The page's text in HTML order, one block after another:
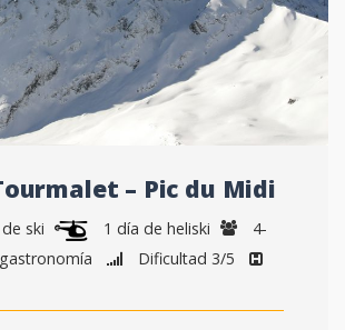
– Pic du Midi
ski 1 día de heliski
4-
gastronomía
Dificultad 3/5